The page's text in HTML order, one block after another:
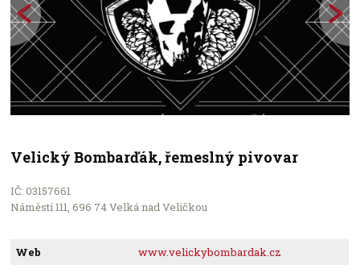
Velický Bombarďák, řemeslný pivovar
IČ: 03157661
Náměstí 111, 696 74 Velká nad Veličkou
Web
www.velickybombardak.cz